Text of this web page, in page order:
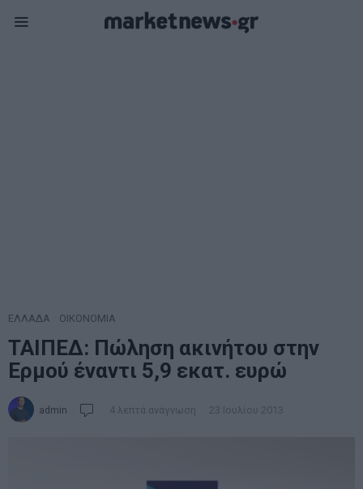
ΕΛΛΑΔΑ ΟΙΚΟΝΟΜΙΑ
ΤΑΙΠΕΔ: Πώληση ακινήτου στην
Ερμού έναντι 5,9 εκατ. ευρώ
admin 4 λεπτά ανάγνωση 23 Ιουλίου 2013